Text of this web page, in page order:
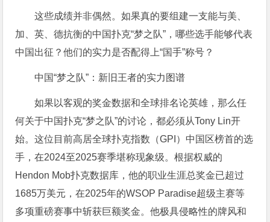
这些成绩并非偶然。如果真的要组建一支能与美、
加、英、德抗衡的中国扑克“梦之队”，哪些选手能够代表
中国出征？他们的实力是否配得上“国手”称号？
中国“梦之队”：新旧王者的实力图谱
如果以客观的奖金数据和全球排名论英雄，那么任
何关于中国扑克“梦之队”的讨论，都必须从Tony Lin开
始。这位目前高居全球扑克指数（GPI）中国区榜首的选
手，在2024至2025赛季堪称现象级。根据权威的
Hendon Mob扑克数据库，他的职业生涯总奖金已超过
1685万美元，在2025年的WSOP Paradise超级主赛等
多项重磅赛事中斩获巨额奖金。他极具侵略性的牌风和